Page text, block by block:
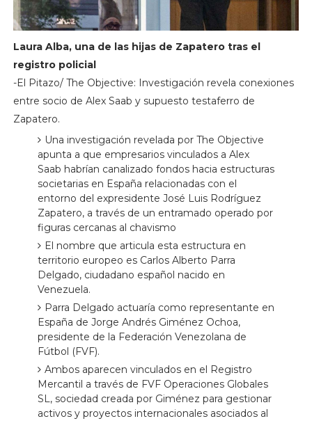
Laura Alba, una de las hijas de Zapatero tras el
registro policial
-El Pitazo/ The Objective: Investigación revela conexiones
entre socio de Alex Saab y supuesto testaferro de
Zapatero.
Una investigación revelada por The Objective
apunta a que empresarios vinculados a Alex
Saab habrían canalizado fondos hacia estructuras
societarias en España relacionadas con el
entorno del expresidente José Luis Rodríguez
Zapatero, a través de un entramado operado por
figuras cercanas al chavismo
El nombre que articula esta estructura en
territorio europeo es Carlos Alberto Parra
Delgado, ciudadano español nacido en
Venezuela.
Parra Delgado actuaría como representante en
España de Jorge Andrés Giménez Ochoa,
presidente de la Federación Venezolana de
Fútbol (FVF).
Ambos aparecen vinculados en el Registro
Mercantil a través de FVF Operaciones Globales
SL, sociedad creada por Giménez para gestionar
activos y proyectos internacionales asociados al